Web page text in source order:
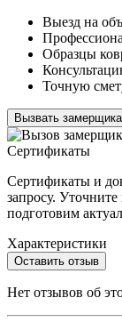
Выезд на
Образцы
Точную
Вызвать замерщика
Сертификаты
Сертификаты и
запросу.
подготовим
Характеристики
Оставить отзыв
Нет отзывов об